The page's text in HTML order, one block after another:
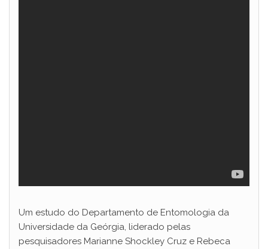
Um estudo do Departamento de Entomologia da
Universidade da Geórgia, liderado pelas
pesquisadores Marianne Shockley Cruz e Rebeca